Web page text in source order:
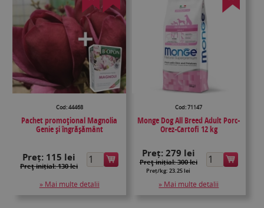
Cod: 44468
Pachet promoțional Magnolia
Genie și îngrășământ
Preț: 115 lei
Preţ inițial: 130 lei
» Mai multe detalii
Cod: 71147
Monge Dog All Breed Adult Porc-
Orez-Cartofi 12 kg
Preț: 279 lei
Preţ inițial: 300 lei
Preț/kg: 23.25 lei
» Mai multe detalii